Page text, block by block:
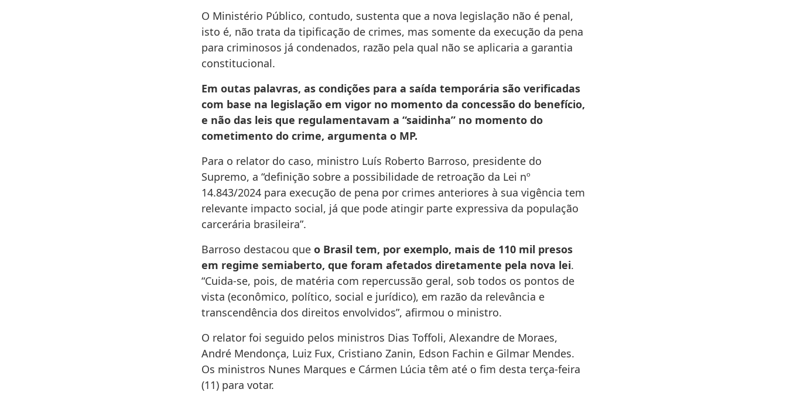
O Ministério Público, contudo, sustenta que a nova legislação não é penal,
isto é, não trata da tipificação de crimes, mas somente da execução da pena
para criminosos já condenados, razão pela qual não se aplicaria a garantia
constitucional.
Em outas palavras, as condições para a saída temporária são verificadas
com base na legislação em vigor no momento da concessão do benefício,
e não das leis que regulamentavam a “saidinha” no momento do
cometimento do crime, argumenta o MP.
Para o relator do caso, ministro Luís Roberto Barroso, presidente do
Supremo, a “definição sobre a possibilidade de retroação da Lei nº
14.843/2024 para execução de pena por crimes anteriores à sua vigência tem
relevante impacto social, já que pode atingir parte expressiva da população
carcerária brasileira”.
Barroso destacou que o Brasil tem, por exemplo, mais de 110 mil presos
em regime semiaberto, que foram afetados diretamente pela nova lei.
“Cuida-se, pois, de matéria com repercussão geral, sob todos os pontos de
vista (econômico, político, social e jurídico), em razão da relevância e
transcendência dos direitos envolvidos”, afirmou o ministro.
O relator foi seguido pelos ministros Dias Toffoli, Alexandre de Moraes,
André Mendonça, Luiz Fux, Cristiano Zanin, Edson Fachin e Gilmar Mendes.
Os ministros Nunes Marques e Cármen Lúcia têm até o fim desta terça-feira
(11) para votar.